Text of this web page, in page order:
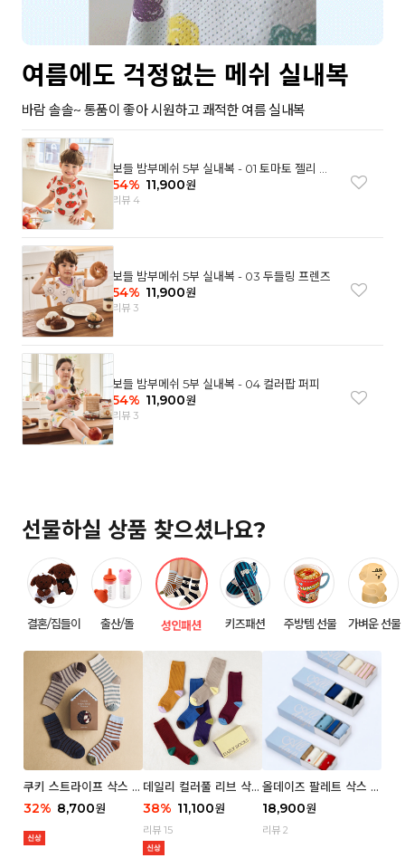
여름에도 걱정없는 메쉬 실내복
바람 솔솔~ 통품이 좋아 시원하고 쾌적한 여름 실내복
보들 밤부메쉬 5부 실내복 - 01 토마토 젤리 베
어
54% 11,900원
리뷰 4
보들 밤부메쉬 5부 실내복 - 03 두들링 프렌즈
54% 11,900원
리뷰 3
보들 밤부메쉬 5부 실내복 - 04 컬러팝 퍼피
54% 11,900원
리뷰 3
선물하실 상품 찾으셨나요?
결혼/집들이 출산/돌 성인패션 키즈패션 주방템 선물 가벼운 선물
쿠키 스트라이프 삭스 우
먼 2P
32% 8,700원
데일리 컬러풀 리브 삭스
우먼 3P 세트
38% 11,100원
리뷰 15
올데이즈 팔레트 삭스 우
먼 5P
18,900원
리뷰 2